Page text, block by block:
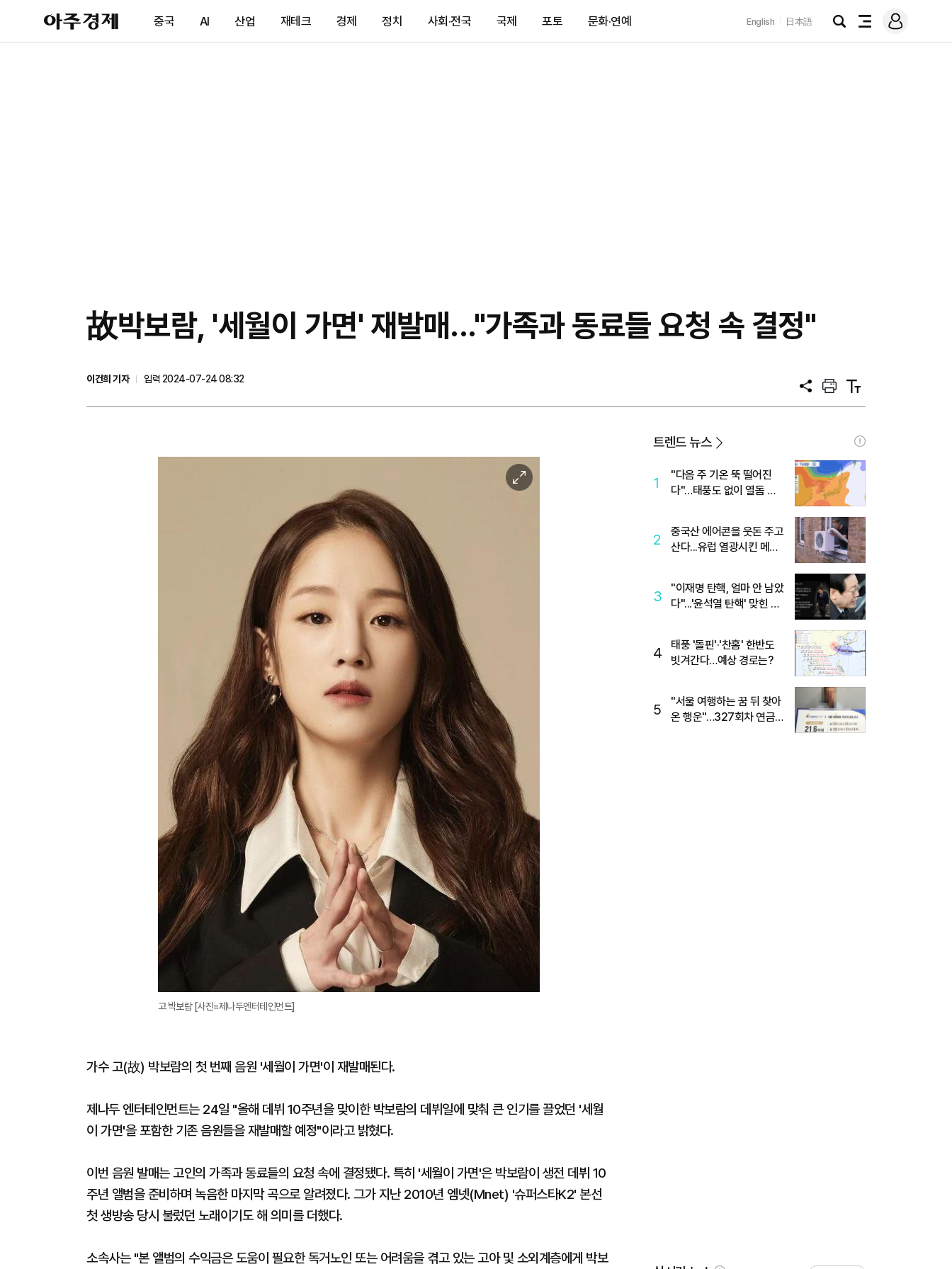
아
주
제
중국 AI 산업 재테크 경제 정치 사회·전국 국제 포토 문화·연예 English 日本語
검
전
메
그
故박보람, '세월이 가면' 재발매..."가족과 동료들 요청 속 결정"
이건희 기자
입력 2024-07-24 08:32
공
프
트
텍
트
이
미
고 박보람 [사진=제나두엔터테인먼트]
가수 고(故) 박보람의 첫 번째 음원 '세월이 가면'이 재발매된다.
제나두 엔터테인먼트는 24일 "올해 데뷔 10주년을 맞이한 박보람의 데뷔일에 맞춰 큰 인기를 끌었던 '세월
이 가면'을 포함한 기존 음원들을 재발매할 예정"이라고 밝혔다.
이번 음원 발매는 고인의 가족과 동료들의 요청 속에 결정됐다. 특히 '세월이 가면'은 박보람이 생전 데뷔 10
주년 앨범을 준비하며 녹음한 마지막 곡으로 알려졌다. 그가 지난 2010년 엠넷(Mnet) '슈퍼스타K2' 본선
첫 생방송 당시 불렀던 노래이기도 해 의미를 더했다.
소속사는 "본 앨범의 수익금은 도움이 필요한 독거노인 또는 어려움을 겪고 있는 고아 및 소외계층에게 박보
트렌드 뉴스
1
"다음 주 기온 뚝 떨어진
다"…태풍도 없이 열돔 박
2
중국산 에어콘을 웃돈 주고
산다...유럽 열광시킨 메이
3
"이재명 탄핵, 얼마 안 남았
다"...'윤석열 탄핵' 맞힌 무
4
태풍 '돌핀'·'찬홈' 한반도
빗겨간다…예상 경로는?
5
"서울 여행하는 꿈 뒤 찾아
온 행운"…327회차 연금